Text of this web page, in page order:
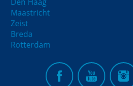
Maastricht
Zeist
Breda
Rotterdam